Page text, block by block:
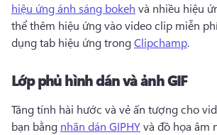
hiệu ứng ánh sáng bokeh và nhiều hiệu
thể thêm hiệu ứng vào video clip miễn
dụng tab hiệu ứng trong Clipchamp.
Lớp phủ hình dán và ảnh GIF
Tăng tính hài hước và vẻ ấn tượng cho
bạn bằng nhãn dán GIPHY và đồ họa âm